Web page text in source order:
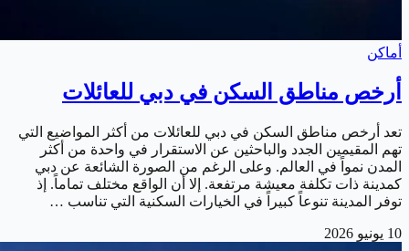
أماكن
أرخص مناطق السكن في دبي للعائلات
تعد أرخص مناطق السكن في دبي للعائلات من أكثر المواضيع التي
تهم المقيمين الجدد والباحثين عن الاستقرار في واحدة من أكثر
المدن نمواً في العالم. وعلى الرغم من الصورة الشائعة عن دبي
كمدينة ذات تكلفة معيشة مرتفعة. إلا أن الواقع مختلف تماماً. إذ
توفر المدينة تنوعاً كبيراً في الخيارات السكنية التي تناسب …
10 يونيو 2026